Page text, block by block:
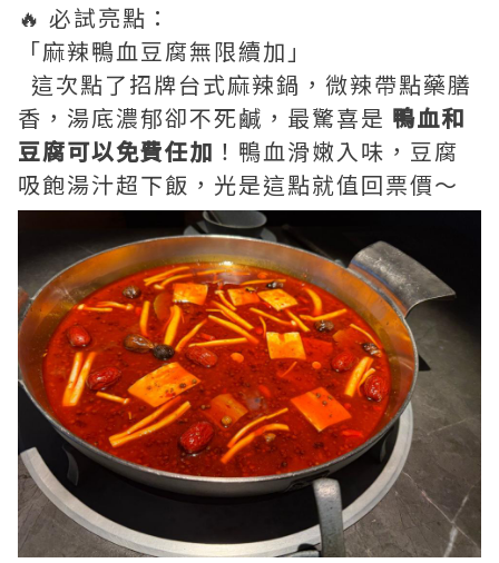
🔥 必試亮點：
「麻辣鴨血豆腐無限續加」
這次點了招牌台式麻辣鍋，微辣帶點藥膳
香，湯底濃郁卻不死鹹，最驚喜是 鴨血和
豆腐可以免費任加 ！鴨血滑嫩入味，豆腐
吸飽湯汁超下飯，光是這點就值回票價～